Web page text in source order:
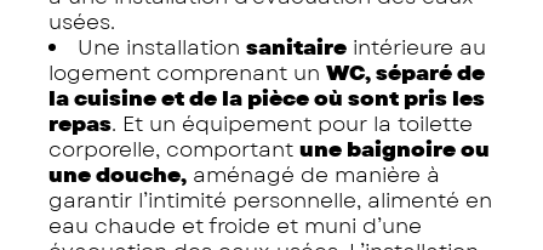
usées.
Une installation sanitaire intérieure au
logement comprenant un WC, séparé de
la cuisine et de la pièce où sont pris les
repas. Et un équipement pour la toilette
corporelle, comportant une baignoire ou
une douche, aménagé de manière à
garantir l’intimité personnelle, alimenté en
eau chaude et froide et muni d’une